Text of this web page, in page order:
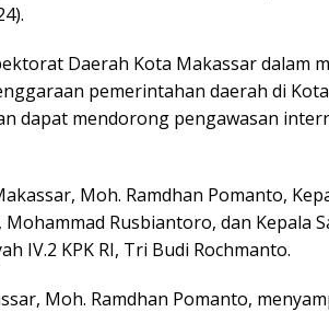
Daerah Kota Makassar dalam
pemerintahan daerah di
dapat mendorong pengawasan
Moh. Ramdhan Pomanto,
Rusbiantoro, dan Kepala
IV.2 KPK RI, Tri Budi Rochmanto.
Moh. Ramdhan Pomanto,